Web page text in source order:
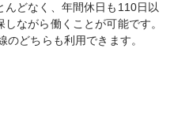
んどなく、年間休日も110日以
ながら働くことが可能です。
どちらも利用できます。